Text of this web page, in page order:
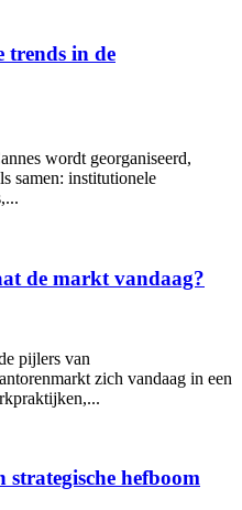
in de
wordt georganiseerd,
samen: institutionele
de markt vandaag?
pijlers van
zich vandaag in een
strategische hefboom